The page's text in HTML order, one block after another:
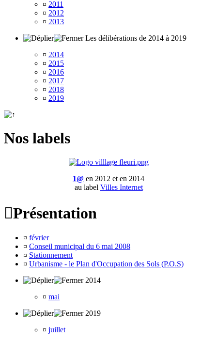
¤ 2011
¤ 2012
¤ 2013
Les délibérations de 2014 à 2019
¤ 2014
¤ 2015
¤ 2016
¤ 2017
¤ 2018
¤ 2019
Nos labels
1@ en 2012 et en 2014
au label Villes Internet
Présentation
¤ février
¤ Conseil municipal du 6 mai 2008
¤ Stationnement
¤ Urbanisme - le Plan d'Occupation des Sols (P.O.S)
2014
¤ mai
2019
¤ juillet